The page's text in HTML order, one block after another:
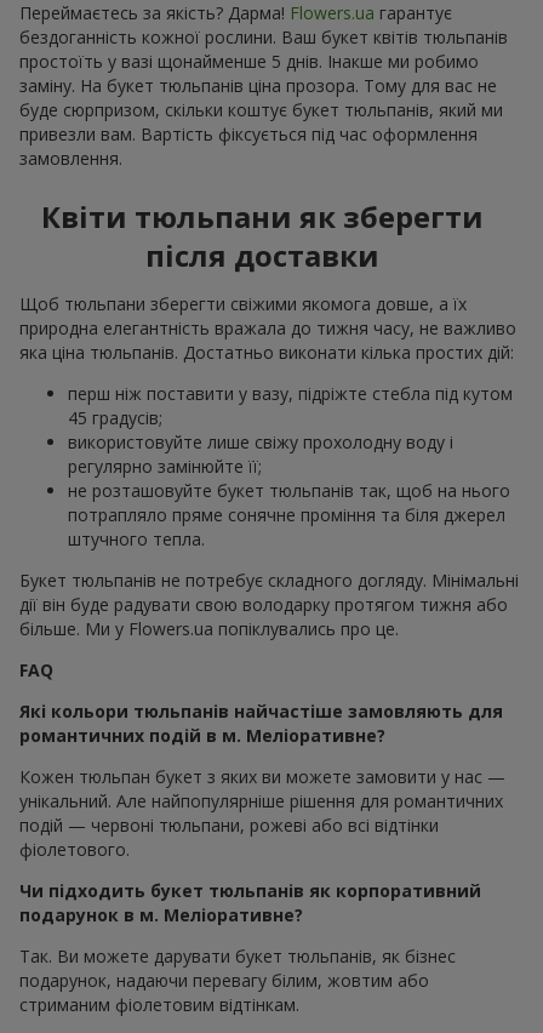
Переймаєтесь за якість? Дарма! Flowers.ua гарантує
бездоганність кожної рослини. Ваш букет квітів тюльпанів
простоїть у вазі щонайменше 5 днів. Інакше ми робимо
заміну. На букет тюльпанів ціна прозора. Тому для вас не
буде сюрпризом, скільки коштує букет тюльпанів, який ми
привезли вам. Вартість фіксується під час оформлення
замовлення.
Квіти тюльпани як зберегти
після доставки
Щоб тюльпани зберегти свіжими якомога довше, а їх
природна елегантність вражала до тижня часу, не важливо
яка ціна тюльпанів. Достатньо виконати кілька простих дій:
перш ніж поставити у вазу, підріжте стебла під кутом
45 градусів;
використовуйте лише свіжу прохолодну воду і
регулярно замінюйте її;
не розташовуйте букет тюльпанів так, щоб на нього
потрапляло пряме сонячне проміння та біля джерел
штучного тепла.
Букет тюльпанів не потребує складного догляду. Мінімальні
дії він буде радувати свою володарку протягом тижня або
більше. Ми у Flowers.ua попіклувались про це.
FAQ
Які кольори тюльпанів найчастіше замовляють для
романтичних подій в м. Меліоративне?
Кожен тюльпан букет з яких ви можете замовити у нас —
унікальний. Але найпопулярніше рішення для романтичних
подій — червоні тюльпани, рожеві або всі відтінки
фіолетового.
Чи підходить букет тюльпанів як корпоративний
подарунок в м. Меліоративне?
Так. Ви можете дарувати букет тюльпанів, як бізнес
подарунок, надаючи перевагу білим, жовтим або
стриманим фіолетовим відтінкам.